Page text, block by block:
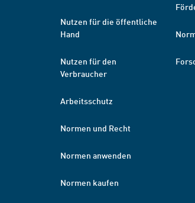
Nutzen für die öffentliche
Hand
Nutzen für den
Verbraucher
Arbeitsschutz
Normen und Recht
Normen anwenden
Normen kaufen